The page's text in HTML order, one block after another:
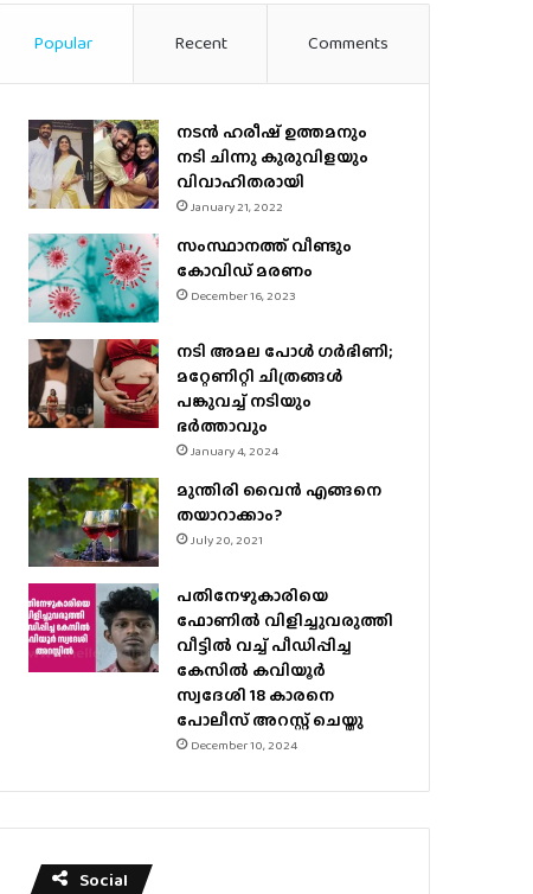
Popular Recent Comments
നടന്‍ ഹരീഷ് ഉത്തമനും
നടി ചിന്നു കുരുവിളയും
വിവാഹിതരായി
January 21, 2022
സംസ്ഥാനത്ത് വീണ്ടും
കോവിഡ് മരണം
December 16, 2023
നടി അമല പോൾ ​ഗർഭിണി;
മറ്റേണിറ്റി ചിത്രങ്ങള്‍
പങ്കുവച്ച് നടിയും
ഭർത്താവും
January 4, 2024
മുന്തിരി വൈന്‍ എങ്ങനെ
തയാറാക്കാം?
July 20, 2021
പതിനേഴുകാരിയെ
ഫോണിൽ വിളിച്ചുവരുത്തി
വീട്ടിൽ വച്ച് പീഡിപ്പിച്ച
കേസിൽ കവിയൂർ
സ്വദേശി 18 കാരനെ
പോലീസ് അറസ്റ്റ് ചെയ്തു
December 10, 2024
Social